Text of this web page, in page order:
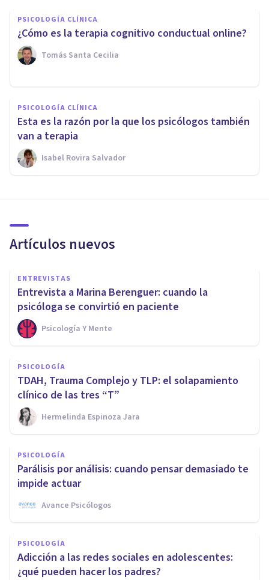
PSICOLOGÍA CLÍNICA
¿Cómo es la terapia cognitivo conductual online?
Tomás Santa Cecilia
PSICOLOGÍA CLÍNICA
Esta es la razón por la que los psicólogos también
van a terapia
Isabel Rovira Salvador
Artículos nuevos
ENTREVISTAS
Entrevista a Marina Berenguer: cuando la
psicóloga se convirtió en paciente
Psicología Y Mente
PSICOLOGÍA
TDAH, Trauma Complejo y TLP: el solapamiento
clínico de las tres “T”
Hermelinda Espinoza Jara
PSICOLOGÍA
Parálisis por análisis: cuando pensar demasiado te
impide actuar
Avance Psicólogos
PSICOLOGÍA
Adicción a las redes sociales en adolescentes:
¿qué pueden hacer los padres?